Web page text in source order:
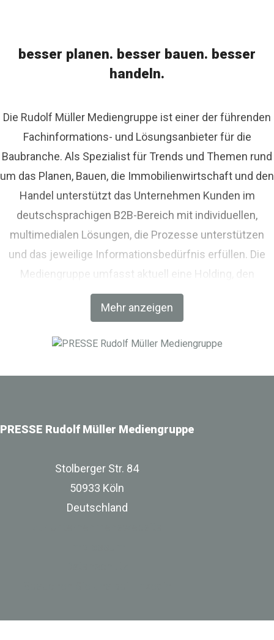
besser planen. besser bauen. besser
handeln.
Mehr anzeigen
Die Rudolf Müller Mediengruppe ist einer der führenden
Fachinformations- und Lösungsanbieter für die
Baubranche. Als Spezialist für Trends und Themen rund
um das Planen, Bauen, die Immobilienwirtschaft und den
Handel unterstützt das Unternehmen Kunden im
deutschsprachigen B2B-Bereich mit individuellen,
multimedialen Lösungen, die Prozesse unterstützen
und das jeweilige Informationsbedürfnis erfüllen. Die
Mediengruppe umfasst aktuell eine Holding, den
Fachverlag RM Rudolf Müller Medien und mit der BIM
World MUNICH eine Netzwerkplattform für Akteure der
PRESSE Rudolf Müller Mediengruppe
Stolberger Str. 84
50933 Köln
Deutschland